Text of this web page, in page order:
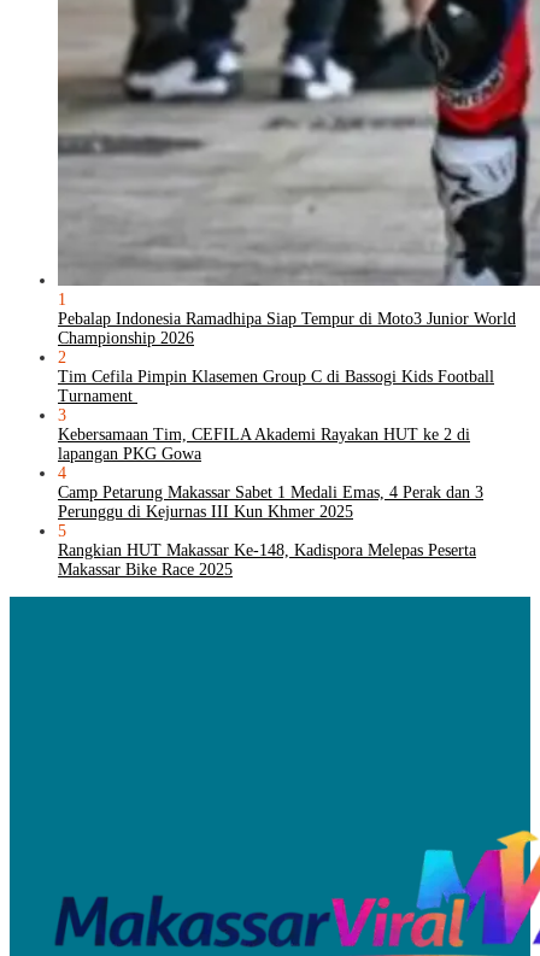
1
Pebalap Indonesia Ramadhipa Siap Tempur di Moto3 Junior World
Championship 2026
2
Tim Cefila Pimpin Klasemen Group C di Bassogi Kids Football
Turnament
3
Kebersamaan Tim, CEFILA Akademi Rayakan HUT ke 2 di
lapangan PKG Gowa
4
Camp Petarung Makassar Sabet 1 Medali Emas, 4 Perak dan 3
Perunggu di Kejurnas III Kun Khmer 2025
5
Rangkian HUT Makassar Ke-148, Kadispora Melepas Peserta
Makassar Bike Race 2025